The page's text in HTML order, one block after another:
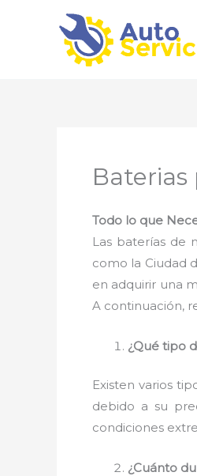
Todo lo que
Las baterías de
como la Ciudad
en adquirir una
A continuación,
¿Qué tipo
Existen varios
debido a su
condiciones
¿Cuánto